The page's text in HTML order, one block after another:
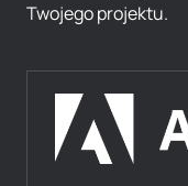
Twojego projektu.